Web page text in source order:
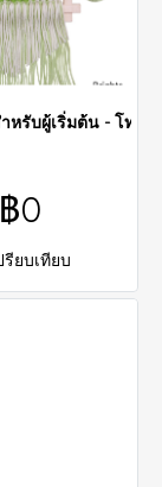
หรับผู้เริ่มต้น - โทน
฿0
รียบเทียบ